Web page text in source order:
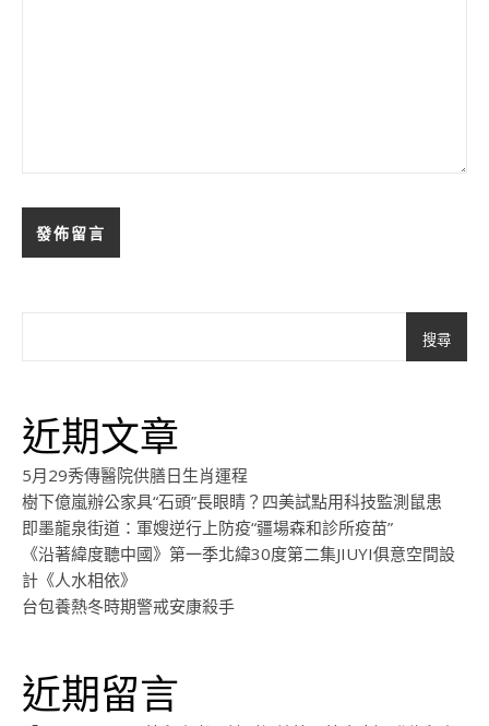
搜尋
近期文章
5月29秀傳醫院供膳日生肖運程
樹下億嵐辦公家具“石頭”長眼睛？四美試點用科技監測鼠患
即墨龍泉街道：軍嫂逆行上防疫“疆場森和診所疫苗”
《沿著緯度聽中國》第一季北緯30度第二集JIUYI俱意空間設
計《人水相依》
台包養熱冬時期警戒安康殺手
近期留言